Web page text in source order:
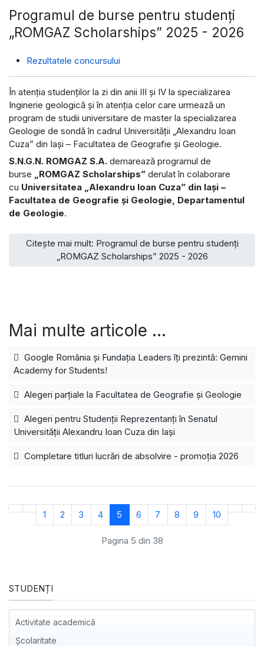
Programul de burse pentru studenți
„ROMGAZ Scholarships” 2025 - 2026
Rezultatele concursului
În atenția studenților la zi din anii III şi IV la specializarea
Inginerie geologică și în atenția celor care urmează un
program de studii universitare de master la specializarea
Geologie de sondă în cadrul Universității „Alexandru Ioan
Cuza” din Iași – Facultatea de Geografie și Geologie.
S.N.G.N. ROMGAZ S.A. demarează programul de
burse „ROMGAZ Scholarships” derulat în colaborare
cu Universitatea „Alexandru Ioan Cuza” din Iași –
Facultatea de Geografie și Geologie, Departamentul
de Geologie.
Citește mai mult: Programul de burse pentru studenți
„ROMGAZ Scholarships” 2025 - 2026
Mai multe articole …
Google România și Fundația Leaders îți prezintă: Gemini
Academy for Students!
Alegeri parțiale la Facultatea de Geografie și Geologie
Alegeri pentru Studenții Reprezentanți în Senatul
Universității Alexandru Ioan Cuza din Iași
Completare titluri lucrări de absolvire - promoția 2026
1 2 3 4 5 6 7 8 9 10
Pagina 5 din 38
STUDENȚI
Activitate academică
Școlaritate